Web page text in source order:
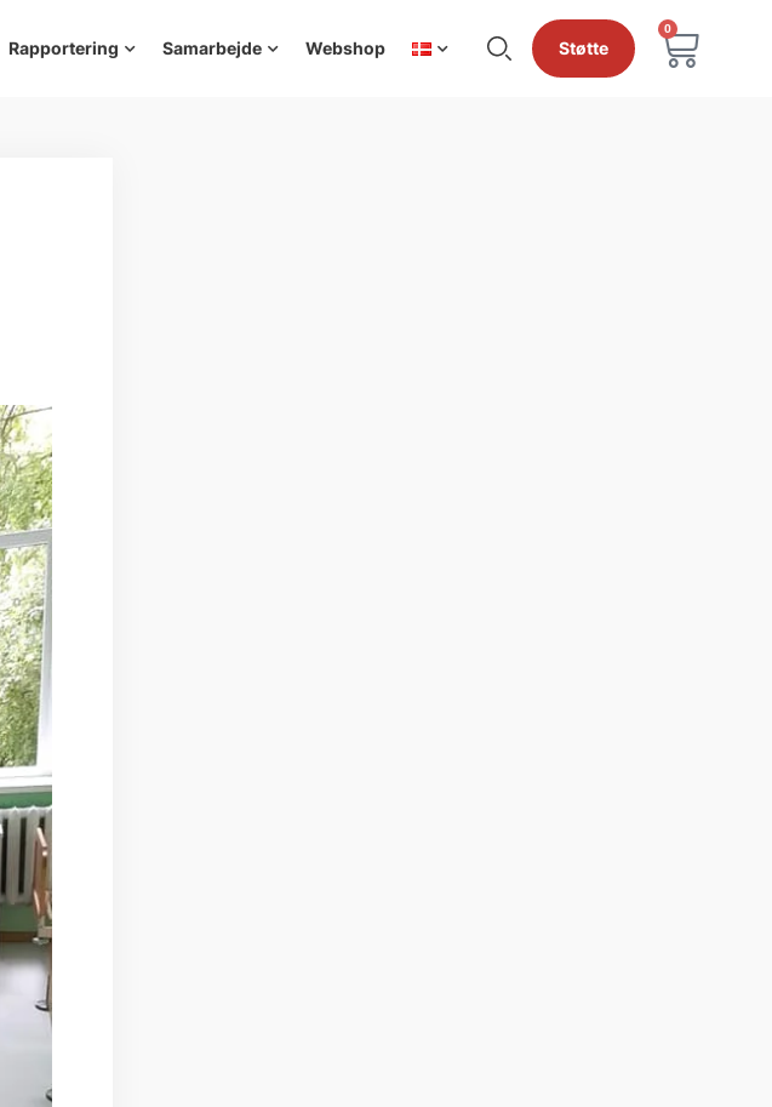
Rapportering Samarbejde Webshop Støtte
0